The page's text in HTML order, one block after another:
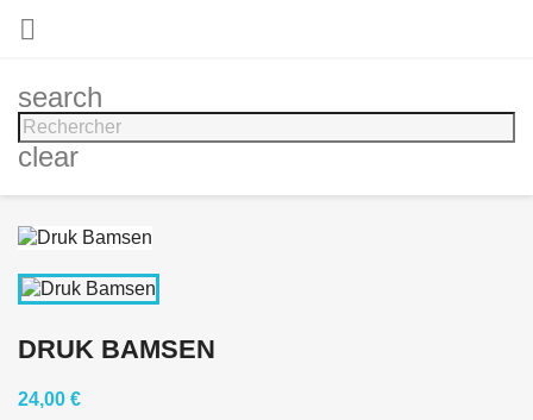

search
clear
DRUK BAMSEN
24,00 €